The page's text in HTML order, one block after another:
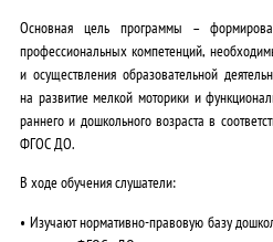
Основная цельпрограммы –
профессиональных компетенций,
и осуществления образовательной
на развитие мелкой моторики и
раннего и дошкольного возраста в
ФГОС ДО.
В ходе обучения слушатели:
• Изучаютнормативно-правовую базу